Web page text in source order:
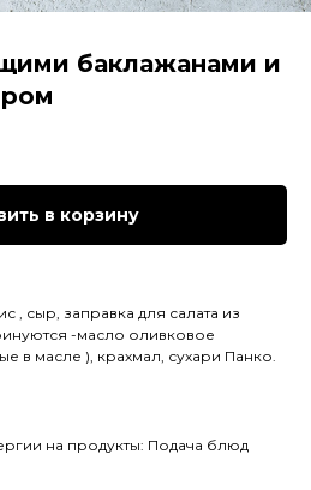
баклажанами и
в корзину
, сыр, заправка для салата из
-масло оливковое
в масле ), крахмал, сухари Панко.
на продукты: Подача блюд